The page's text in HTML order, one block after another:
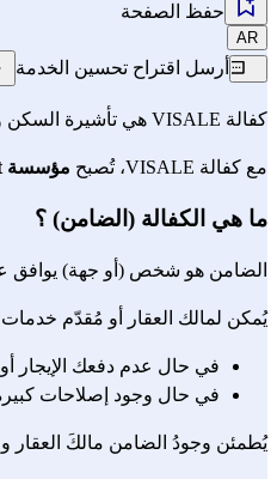
حفظ الصفحة
AR
أرسل اقتراح تحسين الخدمة
كفالة VISALE هي تأشيرة السكن والتوظيف و هي خدمة مجانية تساعدك على استئجار منزل.
مع كفالة VISALE، تُصبح مؤسسة Action Logement
ما هي الكفالة (الضامن) ؟
الضامن هو شخص (أو جهة) يوافق
يُمكن لمالك العقار أو مُقدّم
في حال عدم دفعك الإيجار أو
في حال وجود إصلاحات
يُطمئن وجودُ الضامن مالكَ العقار و